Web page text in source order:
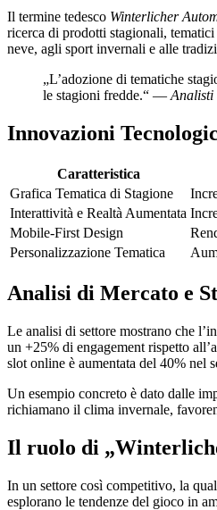
Il termine tedesco Winterlicher
ricerca di prodotti stagionali,
neve, agli sport invernali e alle
„L’adozione di tematiche
le stagioni fredde.“ — Analisti
Innovazioni
Caratteristica
Grafica Tematica di Stagione
Interattività e Realtà Aumentata
Mobile-First Design
Personalizzazione Tematica
Analisi di Mercato e
Le analisi di settore mostrano che
un +25% di engagement rispetto
slot online è aumentata del 40% nel
Un esempio concreto è dato dalle
richiamano il clima invernale,
Il ruolo di
In un settore così competitivo, la
esplorano le tendenze del gioco in